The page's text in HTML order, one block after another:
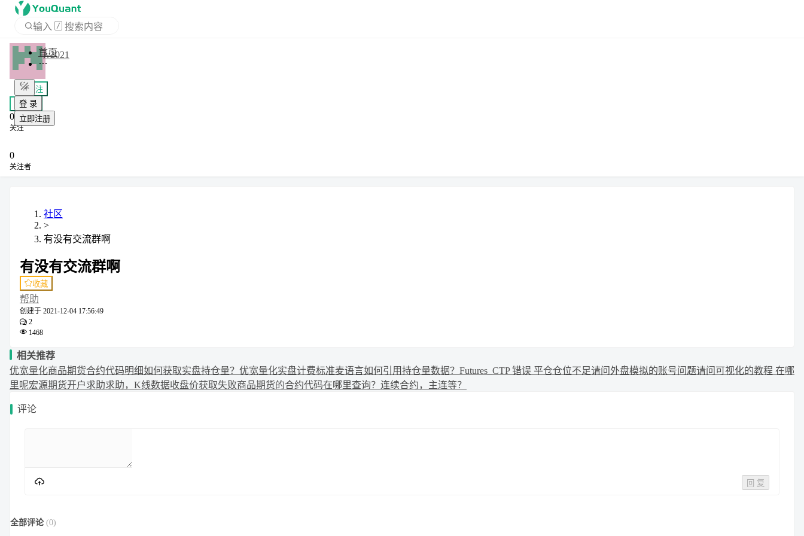
输入 / 搜索内容
首页
APP
登 录
立即注册
lv2021
+ 关注
私信
0
关注
0
关注者
社区
>
有没有交流群啊
有没有交流群啊
收藏
帮助
创建于 2021-12-04 17:56:49
2
1468
相关推荐
优宽量化商品期货合约代码明细如何获取实盘持仓量？ 优宽量化实盘计费标准麦语言如何引用持仓量数据？ Futures_CTP 错误 平仓仓位不足请问外盘模拟的账号问题请问可视化的教程 在哪
里呢宏源期货开户求助求助，K线数据收盘价获取失败商品期货的合约代码在哪里查询？连续合约，主连等？
评论
回 复
全部评论 (0)